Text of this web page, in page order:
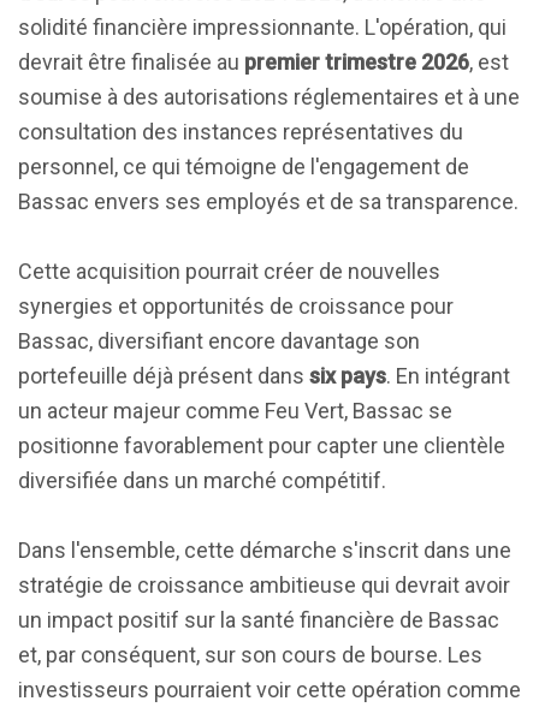
solidité financière impressionnante. L'opération, qui
devrait être finalisée au premier trimestre 2026, est
soumise à des autorisations réglementaires et à une
consultation des instances représentatives du
personnel, ce qui témoigne de l'engagement de
Bassac envers ses employés et de sa transparence.
Cette acquisition pourrait créer de nouvelles
synergies et opportunités de croissance pour
Bassac, diversifiant encore davantage son
portefeuille déjà présent dans six pays. En intégrant
un acteur majeur comme Feu Vert, Bassac se
positionne favorablement pour capter une clientèle
diversifiée dans un marché compétitif.
Dans l'ensemble, cette démarche s'inscrit dans une
stratégie de croissance ambitieuse qui devrait avoir
un impact positif sur la santé financière de Bassac
et, par conséquent, sur son cours de bourse. Les
investisseurs pourraient voir cette opération comme